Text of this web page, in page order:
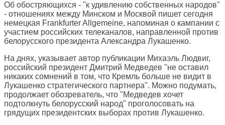
Об обостряющихся - "к удивлению собственных народов"
- отношениях между Минском и Москвой пишет сегодня
немецкая Frankfurter Allgemeine, напоминая о кампании с
участием российских телеканалов, направленной против
белорусского президента Александра Лукашенко.
На днях, указывает автор публикации Михаэль Людвиг,
российский президент Дмитрий Медведев "не оставил
никаких сомнений в том, что Кремль больше не видит в
Лукашенко стратегического партнера". Можно подумать,
продолжает обозреватель, что "Медведев хочет
подтолкнуть белорусский народ" проголосовать на
грядущих президентских выборах против Лукашенко.